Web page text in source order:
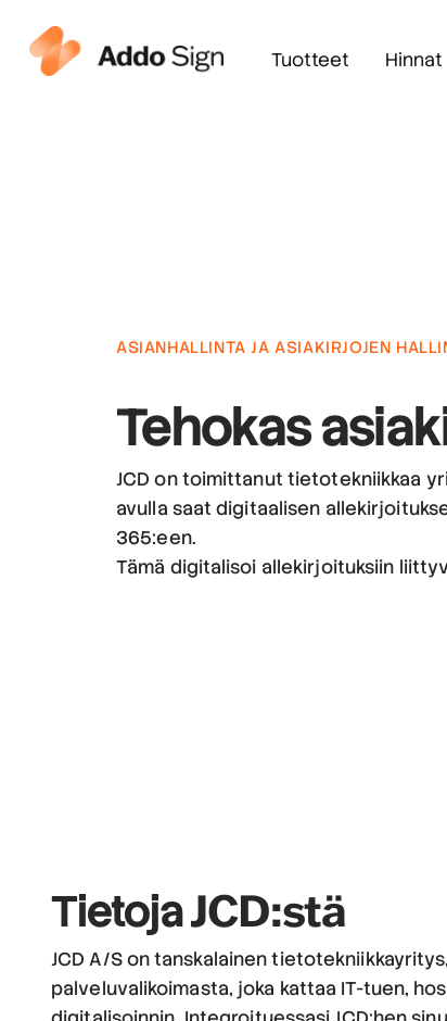
Tuotteet Hinnat
ASIANHALLINTA JA ASIAKIRJOJEN
Tehokas
JCD on toimittanut tietotekniikkaa
avulla saat digitaalisen
365:een.
Tämä digitalisoi allekirjoituksiin
TietojaJCD:stä
JCD A/S on tanskalainen
palveluvalikoimasta, joka kattaa IT-tuen,